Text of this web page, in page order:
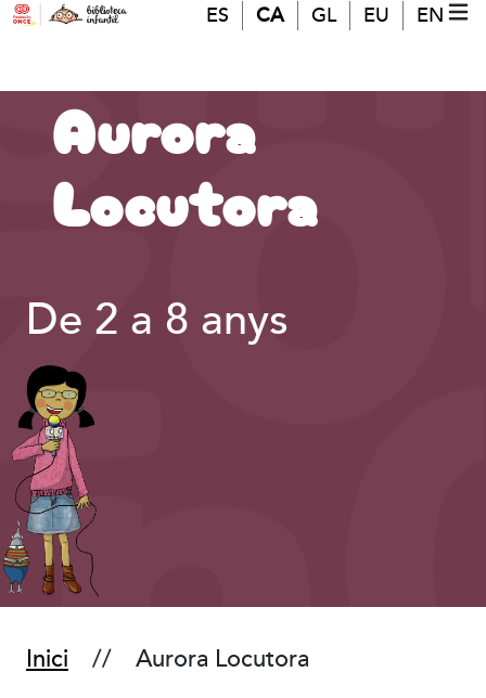
Vés al contingut ES CA GL EU EN
Aurora
Locutora
De 2 a 8 anys
Inici Aurora Locutora